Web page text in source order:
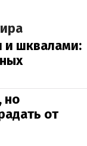
и шквалами:
но
от